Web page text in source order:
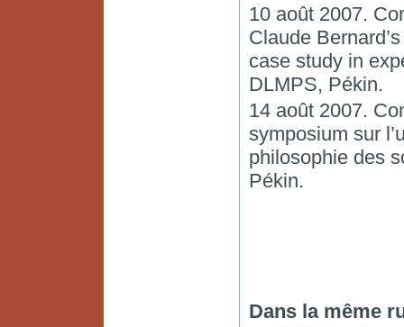
10 août 2007.
Claude
case study in
DLMPS, Pékin.
14 août 2007.
symposium sur
philosophie des
Pékin.
Dans la même